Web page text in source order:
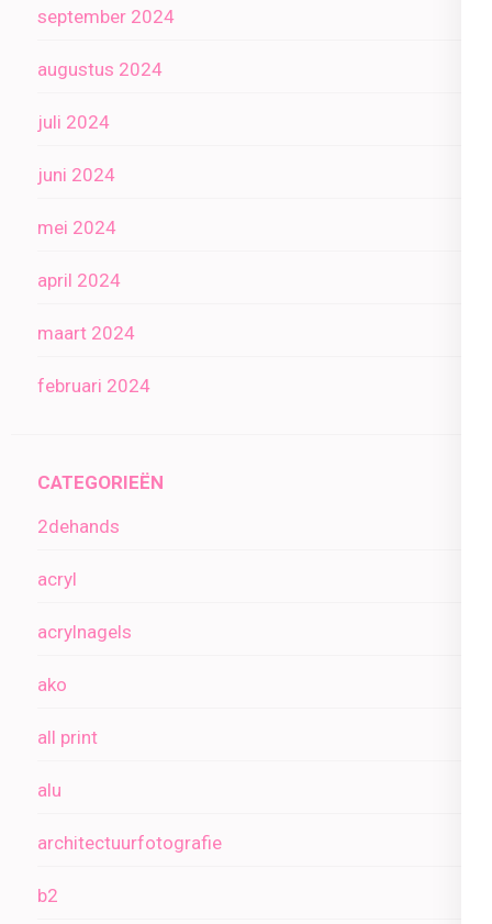
september 2024
augustus 2024
juli 2024
juni 2024
mei 2024
april 2024
maart 2024
februari 2024
CATEGORIEËN
2dehands
acryl
acrylnagels
ako
all print
alu
architectuurfotografie
b2